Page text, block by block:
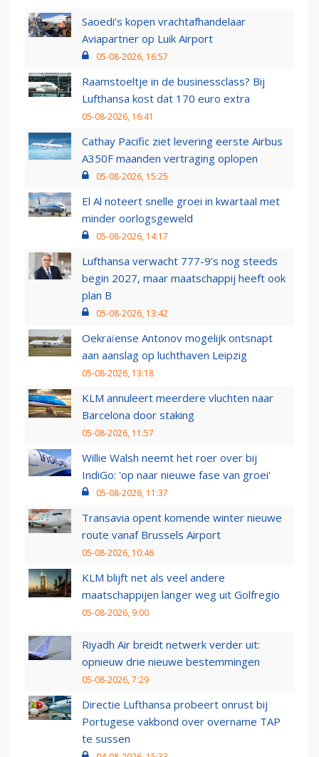
Saoedi’s kopen vrachtafhandelaar
Aviapartner op Luik Airport
05-08-2026, 16:57
Raamstoeltje in de businessclass? Bij
Lufthansa kost dat 170 euro extra
05-08-2026, 16:41
Cathay Pacific ziet levering eerste Airbus
A350F maanden vertraging oplopen
05-08-2026, 15:25
El Al noteert snelle groei in kwartaal met
minder oorlogsgeweld
05-08-2026, 14:17
Lufthansa verwacht 777-9’s nog steeds
begin 2027, maar maatschappij heeft ook
plan B
05-08-2026, 13:42
Oekraïense Antonov mogelijk ontsnapt
aan aanslag op luchthaven Leipzig
05-08-2026, 13:18
KLM annuleert meerdere vluchten naar
Barcelona door staking
05-08-2026, 11:57
Willie Walsh neemt het roer over bij
IndiGo: 'op naar nieuwe fase van groei'
05-08-2026, 11:37
Transavia opent komende winter nieuwe
route vanaf Brussels Airport
05-08-2026, 10:46
KLM blijft net als veel andere
maatschappijen langer weg uit Golfregio
05-08-2026, 9:00
Riyadh Air breidt netwerk verder uit:
opnieuw drie nieuwe bestemmingen
05-08-2026, 7:29
Directie Lufthansa probeert onrust bij
Portugese vakbond over overname TAP
te sussen